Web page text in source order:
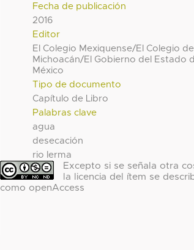
Fecha de publicación
2016
Editor
El Colegio Mexiquense/El Colegio de
Michoacán/El Gobierno del Estado
México
Tipo de documento
Capítulo de Libro
Palabras clave
agua
desecación
rio lerma
Excepto si se señala otra
la licencia del ítem se
como openAccess